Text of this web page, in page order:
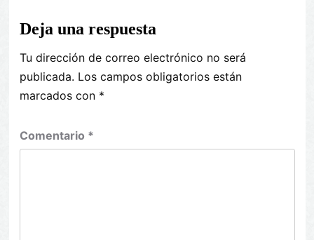
Deja una respuesta
Tu dirección de correo electrónico no será
publicada. Los campos obligatorios están
marcados con *
Comentario *